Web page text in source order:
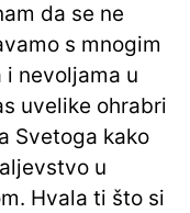
da se ne
s mnogim
nevoljama u
uvelike ohrabri
Svetoga kako
u
Hvala ti što si